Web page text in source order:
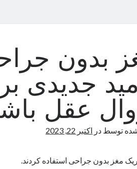
بدون
جدیدی
عقل
توسط در اکتبر 22, 2023
مغز بدون جراحی استفاده کردند.